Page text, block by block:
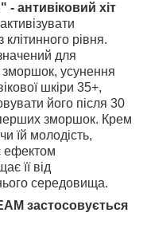
антивіковий хіт
рівня.
для
зморшок, усунення
шкіри 35+,
його після 30
зморшок. Крем
їй молодість,
ефектом
її від
середовища.
застосовується